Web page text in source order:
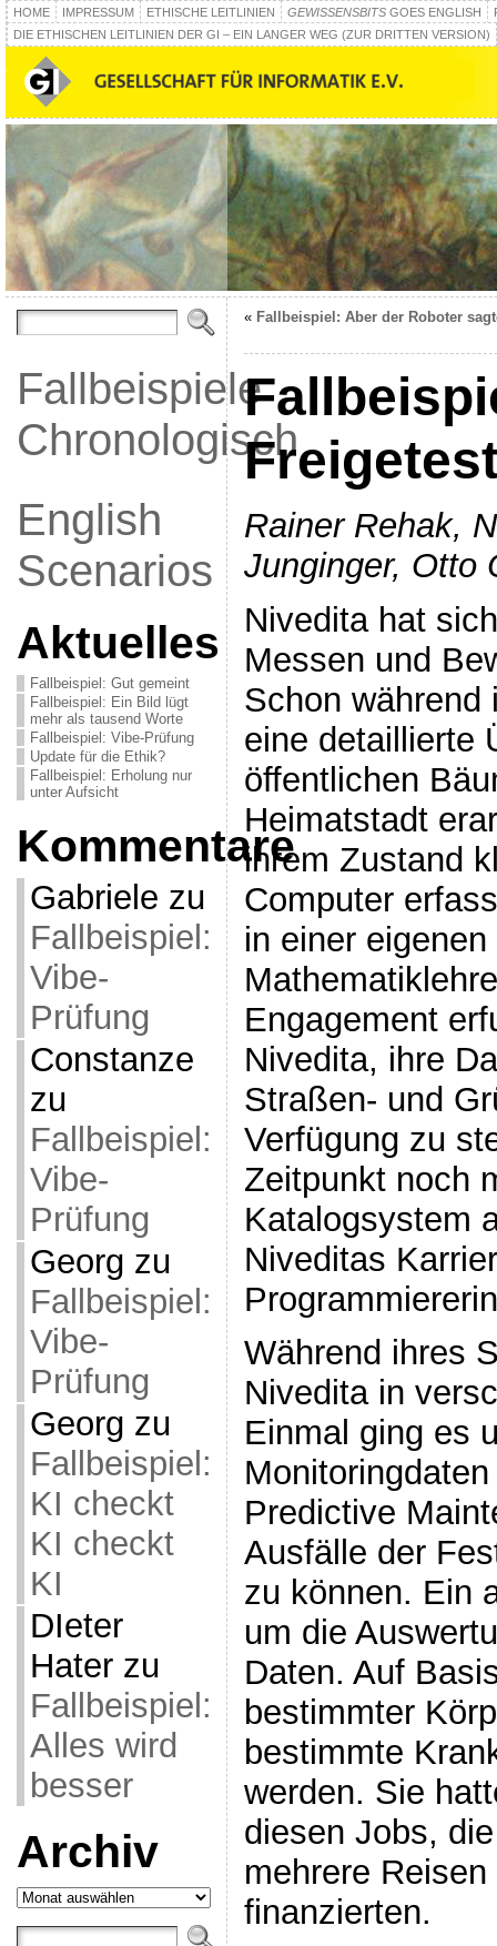
HOME IMPRESSUM ETHISCHE LEITLINIEN GEWISSENSBITSGOES ENGLISH
DIE ETHISCHEN LEITLINIEN DER GI – EIN LANGER WEG (ZUR DRITTEN VERSION)
Fallbeispiele
Chronologisch
English
Scenarios
Aktuelles
Fallbeispiel: Gut gemeint
Fallbeispiel: Ein Bild lügt
mehr als tausend Worte
Fallbeispiel: Vibe-Prüfung
Update für die Ethik?
Fallbeispiel: Erholung nur
unter Aufsicht
Kommentare
Gabriele zu
Fallbeispiel:
Vibe-
Prüfung
Constanze
zu
Fallbeispiel:
Vibe-
Prüfung
Georg zu
Fallbeispiel:
Vibe-
Prüfung
Georg zu
Fallbeispiel:
KI checkt
KI checkt
KI
DIeter
Haterzu
Fallbeispiel:
Alles wird
besser
Archiv
Archiv
« Fallbeispiel: Aber der Roboter
Rainer Rehak,
Junginger, Otto
Nivedita hat
Messen und
Schon während
eine detaillierte
öffentlichen
Heimatstadt
ihrem Zustand
Computer
in einer
Engagement
Nivedita, ihre
Straßen- und
Verfügung zu
Zeitpunkt noch
Katalogsystem
Niveditas
Während ihres
Nivedita in
Einmal ging es
Predictive
Ausfälle der
zu können. Ein
um die
Daten. Auf
bestimmter
bestimmte
werden. Sie
diesen Jobs,
mehrere
finanzierten.